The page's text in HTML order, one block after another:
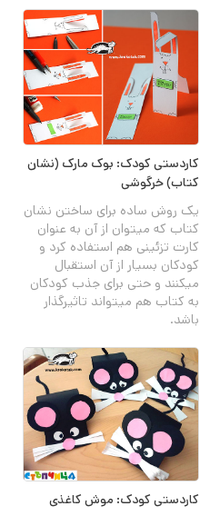
کاردستی کودک: بوک مارک (نشان
کتاب) خرگوشی
یک روش ساده برای ساختن نشان
کتاب که میتوان از آن به عنوان
کارت تزئینی هم استفاده کرد و
کودکان بسیار از آن استقبال
میکنند و حتی برای جذب کودکان
به کتاب هم میتواند تاثیرگذار
باشد.
کاردستی کودک: موش کاغذی